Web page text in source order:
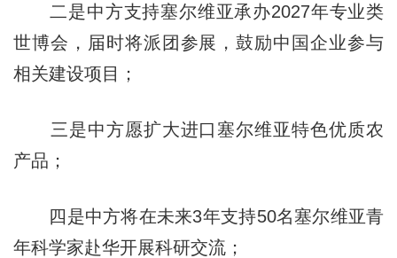
二是中方支持塞尔维亚承办2027年专业类
世博会，届时将派团参展，鼓励中国企业参与
相关建设项目；
三是中方愿扩大进口塞尔维亚特色优质农
产品；
四是中方将在未来3年支持50名塞尔维亚青
年科学家赴华开展科研交流；